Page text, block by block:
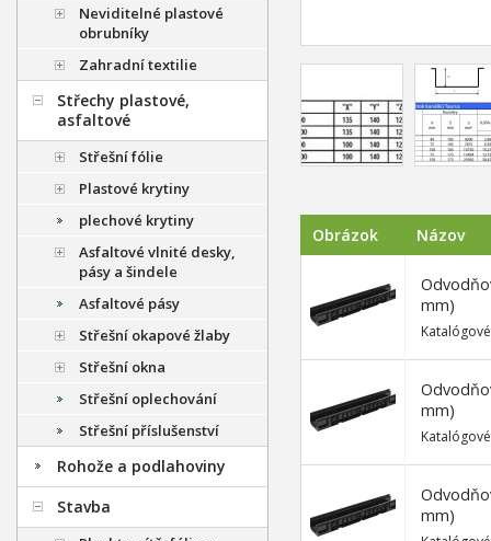
Obrázok Názov
mm)
mm)
mm)
Neviditelné plastové
obrubníky
Zahradní textilie
Střechy plastové,
asfaltové
Střešní fólie
Plastové krytiny
plechové krytiny
Asfaltové vlnité desky,
pásy a šindele
Asfaltové pásy
Střešní okapové žlaby
Střešní okna
Střešní oplechování
Střešní příslušenství
Rohože a podlahoviny
Stavba